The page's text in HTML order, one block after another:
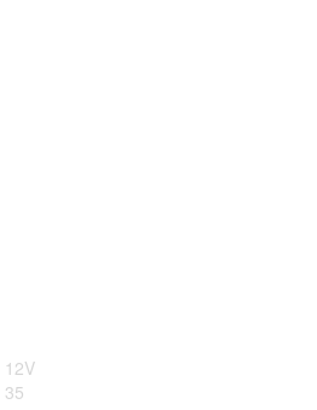
12V
35